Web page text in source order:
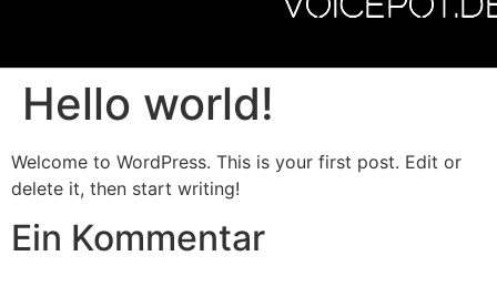
Hello world!
Welcome to WordPress. This is your first post. Edit or
delete it, then start writing!
Ein Kommentar